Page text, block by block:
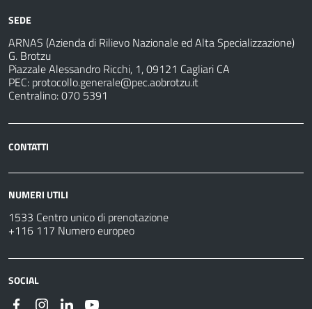
SEDE
ARNAS (Azienda di Rilievo Nazionale ed Alta Specializzazione)
G. Brotzu
Piazzale Alessandro Ricchi, 1, 09121 Cagliari CA
PEC: protocollo.generale@pec.aobrotzu.it
Centralino: 070 5391
CONTATTI
NUMERI UTILI
1533 Centro unico di prenotazione
+116 117 Numero europeo
SOCIAL